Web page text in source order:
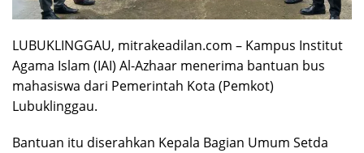
LUBUKLINGGAU, mitrakeadilan.com – Kampus Institut
Agama Islam (IAI) Al-Azhaar menerima bantuan bus
mahasiswa dari Pemerintah Kota (Pemkot)
Lubuklinggau.
Bantuan itu diserahkan Kepala Bagian Umum Setda